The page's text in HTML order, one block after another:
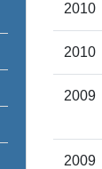
2010
2010
2009
2009